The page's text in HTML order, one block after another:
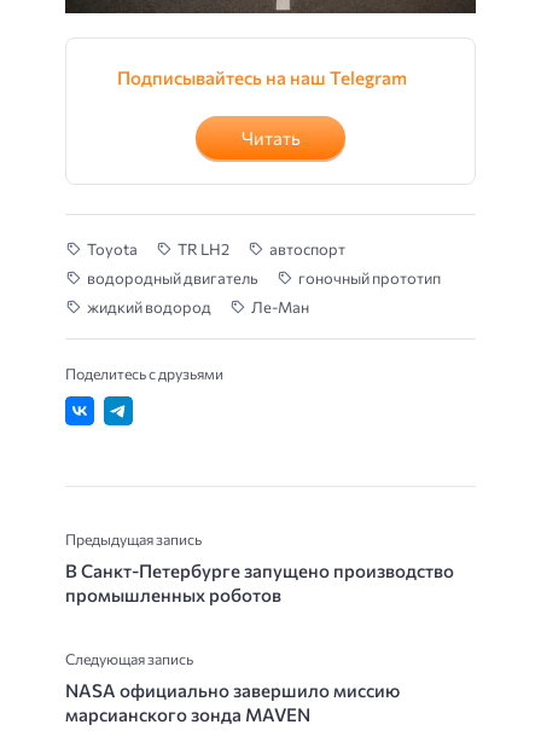
Подписывайтесь на наш Telegram
Читать
Toyota TR LH2
автоспорт
водородный двигатель
гоночный прототип
жидкий водород
Ле-Ман
Поделитесь с друзьями
Предыдущая запись
В Санкт-Петербурге запущено производство
промышленных роботов
Следующая запись
NASA официально завершило миссию
марсианского зонда MAVEN